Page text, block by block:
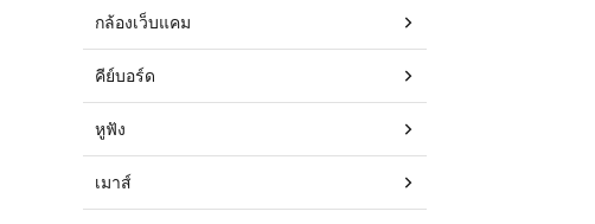
กล้องเว็บแคม
คีย์บอร์ด
หูฟัง
เมาส์